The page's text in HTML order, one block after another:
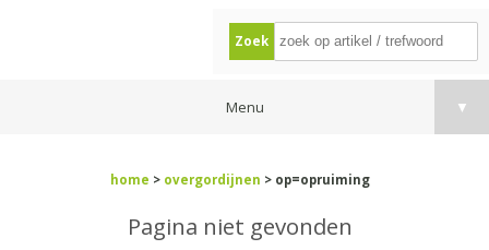
Zoek
Menu ▼
home > overgordijnen > op=opruiming
Pagina niet gevonden